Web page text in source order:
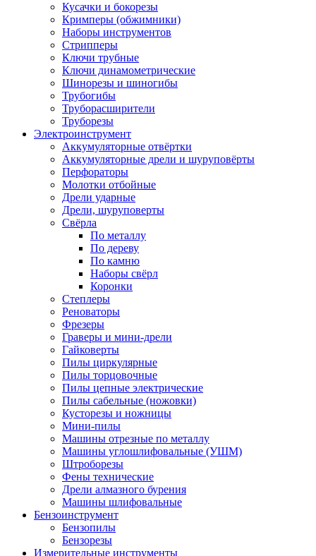
Кусачки и бокорезы
Кримперы (обжимники)
Наборы инструментов
Стрипперы
Ключи трубные
Ключи динамометрические
Шинорезы и шиногибы
Трубогибы
Труборасширители
Труборезы
Электроинструмент
Аккумуляторные отвёртки
Аккумуляторные дрели и шуруповёрты
Перфораторы
Молотки отбойные
Дрели ударные
Дрели, шуруповерты
Свёрла
По металлу
По дереву
По камню
Наборы свёрл
Коронки
Степлеры
Реноваторы
Фрезеры
Граверы и мини-дрели
Гайковерты
Пилы циркулярные
Пилы торцовочные
Пилы цепные электрические
Пилы сабельные (ножовки)
Кусторезы и ножницы
Мини-пилы
Машины отрезные по металлу
Машины углошлифовальные (УШМ)
Штроборезы
Фены технические
Дрели алмазного бурения
Машины шлифовальные
Бензоинструмент
Бензопилы
Бензорезы
Измерительные инструменты